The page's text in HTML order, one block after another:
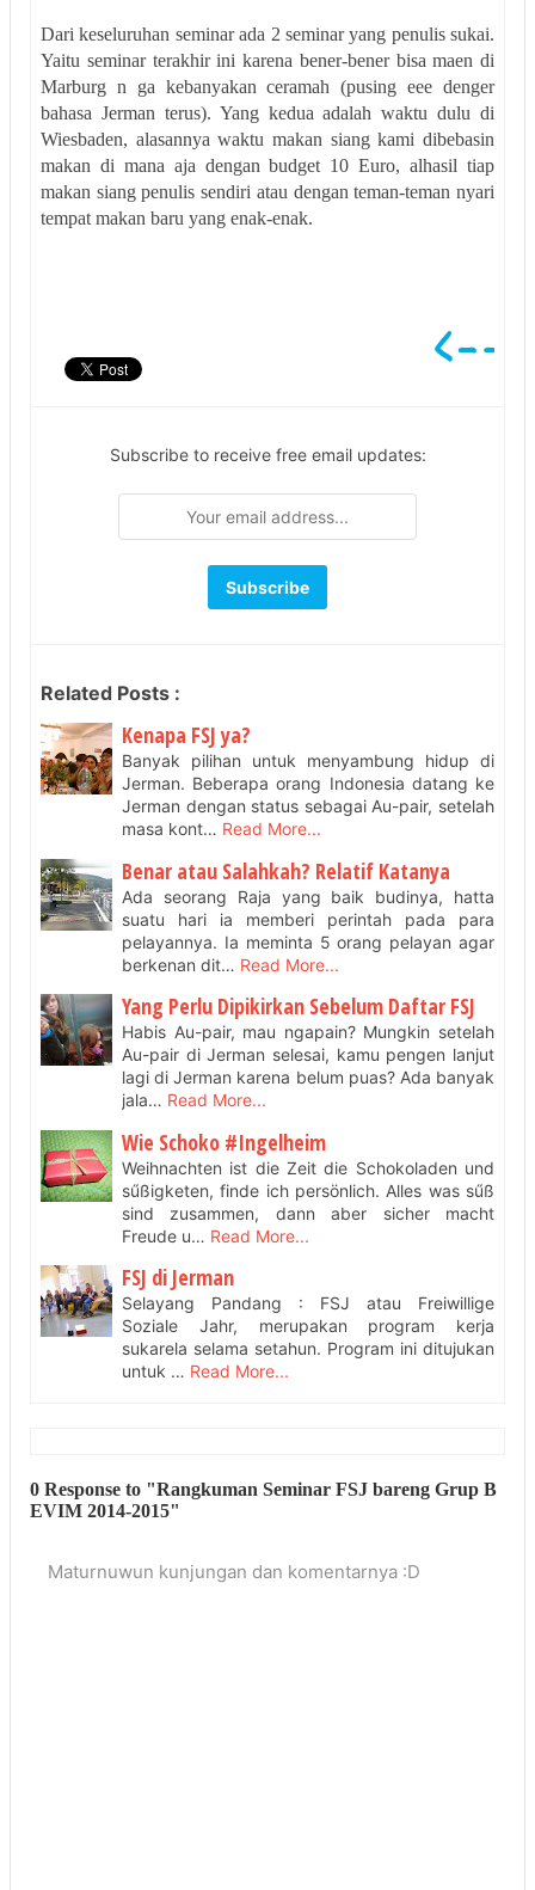
Dari keseluruhan seminar ada 2 seminar yang penulis sukai.
Yaitu seminar terakhir ini karena bener-bener bisa maen di
Marburg n ga kebanyakan ceramah (pusing eee denger
bahasa Jerman terus). Yang kedua adalah waktu dulu di
Wiesbaden, alasannya waktu makan siang kami dibebasin
makan di mana aja dengan budget 10 Euro, alhasil tiap
makan siang penulis sendiri atau dengan teman-teman nyari
tempat makan baru yang enak-enak.
Subscribe to receive free email updates:
Related Posts :
Kenapa FSJ ya?
Banyak pilihan untuk menyambung hidup di
Jerman. Beberapa orang Indonesia datang ke
Jerman dengan status sebagai Au-pair, setelah
masa kont… Read More...
Benar atau Salahkah? Relatif Katanya
Ada seorang Raja yang baik budinya, hatta
suatu hari ia memberi perintah pada para
pelayannya. Ia meminta 5 orang pelayan agar
berkenan dit… Read More...
Yang Perlu Dipikirkan Sebelum Daftar FSJ
Habis Au-pair, mau ngapain? Mungkin setelah
Au-pair di Jerman selesai, kamu pengen lanjut
lagi di Jerman karena belum puas? Ada banyak
jala… Read More...
Wie Schoko #Ingelheim
Weihnachten ist die Zeit die Schokoladen und
sűßigketen, finde ich persönlich. Alles was sűß
sind zusammen, dann aber sicher macht
Freude u… Read More...
FSJ di Jerman
Selayang Pandang : FSJ atau Freiwillige
Soziale Jahr, merupakan program kerja
sukarela selama setahun. Program ini ditujukan
untuk … Read More...
0 Response to "Rangkuman Seminar FSJ bareng Grup B
EVIM 2014-2015"
Maturnuwun kunjungan dan komentarnya :D